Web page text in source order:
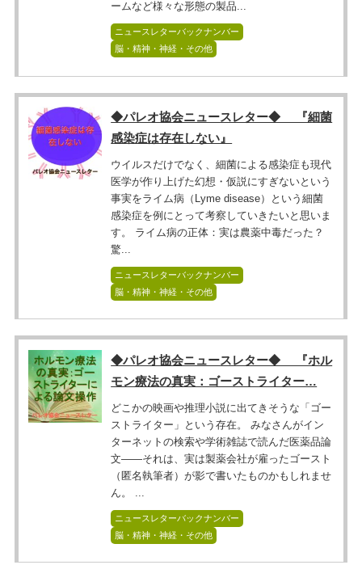
ームなど様々な形態の製品...
ニュースレターバックナンバー
脳・精神・神経・その他
◆パレオ協会ニュースレター◆ 『細菌
感染症は存在しない』
ウイルスだけでなく、細菌による感染症も現代
医学が作り上げた幻想・仮説にすぎないという
事実をライム病（Lyme disease）という細菌
感染症を例にとって考察していきたいと思いま
す。 ライム病の正体：実は農薬中毒だった？
驚...
ニュースレターバックナンバー
脳・精神・神経・その他
◆パレオ協会ニュースレター◆ 『ホル
モン療法の真実：ゴーストライター…
どこかの映画や推理小説に出てきそうな「ゴー
ストライター」という存在。 みなさんがイン
ターネットの検索や学術雑誌で読んだ医薬品論
文――それは、実は製薬会社が雇ったゴースト
（匿名執筆者）が影で書いたものかもしれませ
ん。 ...
ニュースレターバックナンバー
脳・精神・神経・その他